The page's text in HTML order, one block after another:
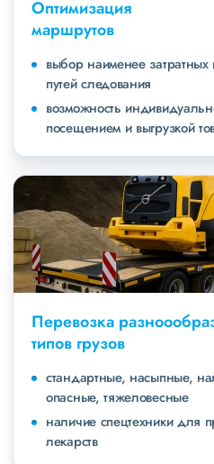
Оптимизация
маршрутов
выбор наименее затратных
путей следования
возможность
посещением и выгрузкой
Перевозка
типов грузов
стандартные, насыпные,
опасные, тяжеловесные
наличие спецтехники для
лекарств